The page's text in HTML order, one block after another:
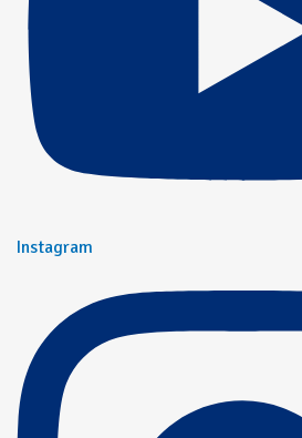
Instagram